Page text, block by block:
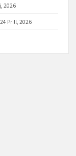
2026
24 Prill, 2026